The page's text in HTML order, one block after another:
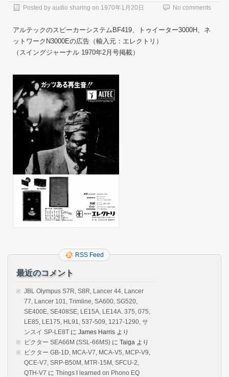
Posted by audio sharing on 1970年1月20日 No comments
アルテックのスピーカーシステムBF419、トゥイーター3000H、ネ
ットワークN3000Eの広告（輸入元：エレクトリ）
（スイングジャーナル 1970年2月号掲載）
RSS Feed
最近のコメント
JBL Olympus S7R, S8R, Lancer 44, Lancer
77, Lancer 101, Trimline, SA600, SG520,
SE400E, SE408SE, LE15A, LE14A. 375, 075,
LE85, LE175, HL91, 537-509, 1217-1290, サ
ンスイ SP-LE8T に James Harris より
ビクター SEA66M (SSL-66MS) に Taiga より
ビクター GB-1D, MCA-V7, MCA-V5, MCP-V9,
QCE-V7, SRP-B50M, MTR-15M, SFCU-2,
QTH-V7 に Things I learned on Phono EQ